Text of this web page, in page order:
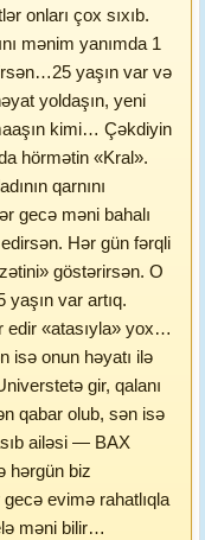
onları çox sıxıb.
mənim yanımda 1
yaşın var və
yoldaşın, yeni
kimi… Çəkdiyin
hörmətin «Kral».
qarnını
gecə məni bahalı
Hər gün fərqli
göstərirsən. O
var artıq.
edir «atasıyla» yox…
isə onun həyatı ilə
gir, qalanı
qabar olub, sən isə
ailəsi — BAX
hərgün biz
evimə rahatlıqla
məni bilir…